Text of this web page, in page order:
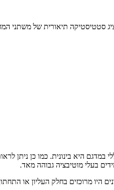
במדגם היא בינונית. כמו כן ניתן
בעלי מוטיבציה גבוהה מאד.